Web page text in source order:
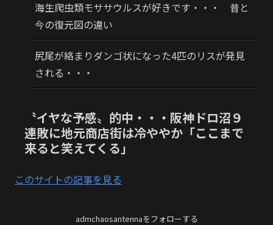
海生爬虫類モササウルスが好きです・・・ 昔と
今の復元図の違い
尻尾が絡まりダンゴ状になった4匹のリスが発見
される・・・
〝イヤな予感〟的中・・・阪神ドロ沼９
連敗に地元商店街は冷ややか「ここまで
来ると笑えてくる」
このサイトの記事を見る
admchaosantennaをフォローする